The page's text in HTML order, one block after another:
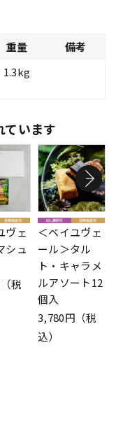
重量
備考
1.3kg
ています
ヴェ
シュ
税
＜ベイユヴェ
ール＞タル
ト・キャラメ
ルアソート12
個入
3,780円（税
込）